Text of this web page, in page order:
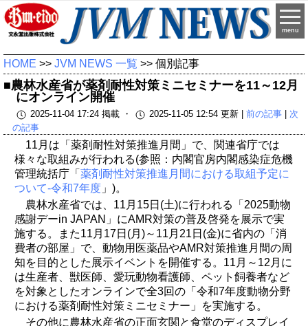
menu
HOME >> JVM NEWS 一覧 >> 個別記事
■農林水産省が薬剤耐性対策ミニセミナーを11～12月
にオンライン開催
2025-11-04 17:24 掲載 ・ 2025-11-05 12:54 更新 | 前の記事| 次
の記事
11月は「薬剤耐性対策推進月間」で、関連省庁では
様々な取組みが行われる(参照：内閣官房内閣感染症危機
管理統括庁「 薬剤耐性対策推進月間における取組予定に
ついて-令和7年度 」)。
農林水産省では、11月15日(土)に行われる「2025動物
感謝デーin JAPAN」にAMR対策の普及啓発を展示で実
施する。また11月17日(月)～11月21日(金)に省内の「消
費者の部屋」で、動物用医薬品やAMR対策推進月間の周
知を目的とした展示イベントを開催する。11月～12月に
は生産者、獣医師、愛玩動物看護師、ペット飼養者など
を対象としたオンラインで全3回の「令和7年度動物分野
における薬剤耐性対策ミニセミナー」を実施する。
その他に農林水産省の正面玄関と食堂のディスプレイ